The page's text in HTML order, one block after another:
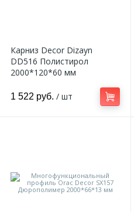
Карниз Decor Dizayn
DD516 Полистирол
2000*120*60 мм
1 522 руб. / шт